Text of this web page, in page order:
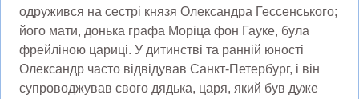
одружився на сестрі князя Олександра Гессенського;
його мати, донька графа Моріца фон Гауке, була
фрейліною цариці. У дитинстві та ранній юності
Олександр часто відвідував Санкт-Петербург, і він
супроводжував свого дядька, царя, який був дуже